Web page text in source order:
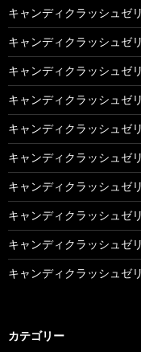
キャンディクラッシュゼ
キャンディクラッシュゼ
キャンディクラッシュゼ
キャンディクラッシュゼ
キャンディクラッシュゼ
キャンディクラッシュゼ
キャンディクラッシュゼ
キャンディクラッシュゼ
キャンディクラッシュゼ
キャンディクラッシュゼ
カテゴリー